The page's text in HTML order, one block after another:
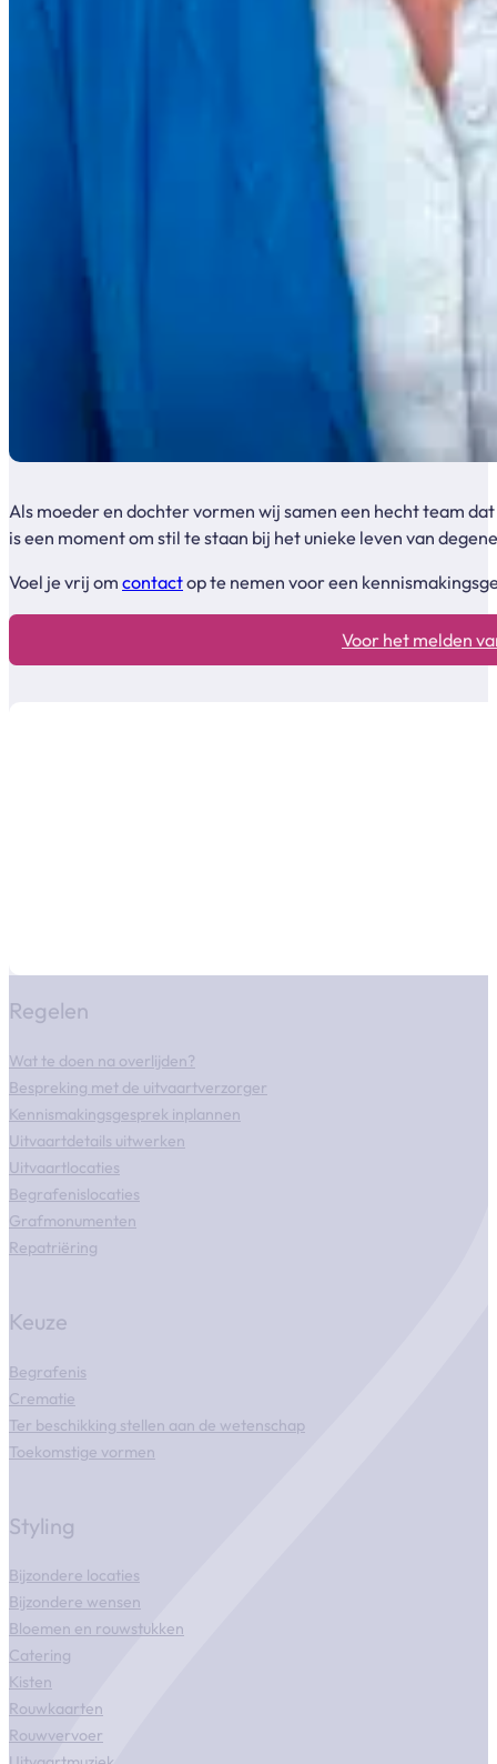
Als moeder en dochter vormen wij samen een hecht team
is een moment om stil te staan bij het unieke leven van
Voel je vrij om contactop te nemen voor een
Voor het melden
Regelen
Wat te doen na overlijden?
Bespreking met de uitvaartverzorger
Kennismakingsgesprek inplannen
Uitvaartdetails uitwerken
Uitvaartlocaties
Begrafenislocaties
Grafmonumenten
Repatriëring
Keuze
Begrafenis
Crematie
Ter beschikking stellen aan de wetenschap
Toekomstige vormen
Styling
Bijzondere locaties
Bijzondere wensen
Bloemen en rouwstukken
Catering
Kisten
Rouwkaarten
Rouwvervoer